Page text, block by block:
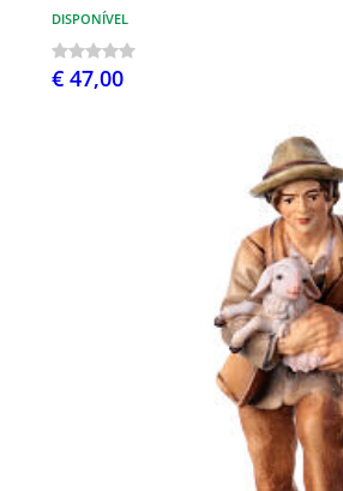
DISPONÍVEL
€ 47,00